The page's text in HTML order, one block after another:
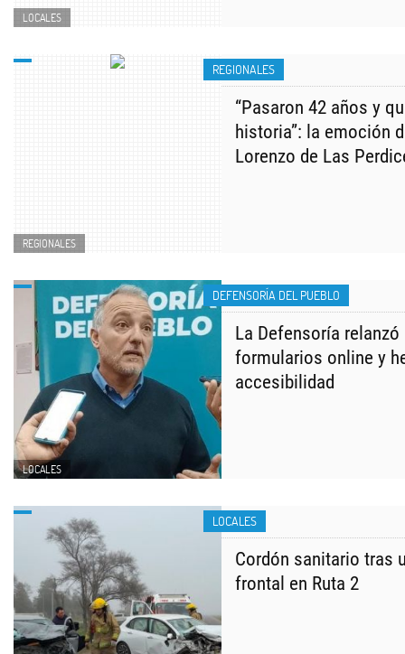
LOCALES
REGIONALES
REGIONALES
“Pasaron 42 años y
historia”: la emoción
Lorenzo de Las
DEFENSORÍA DEL PUEBLO
LOCALES
La Defensoría
formularios online y
accesibilidad
LOCALES
Cordón sanitario tras
frontal en Ruta 2